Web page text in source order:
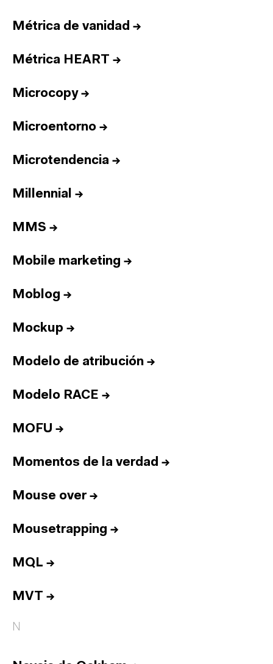
Métrica de vanidad →
Métrica HEART →
Microcopy→
Microentorno →
Microtendencia →
Millennial →
MMS →
Mobile marketing →
Moblog →
Mockup →
Modelo de atribución →
Modelo RACE →
MOFU →
Momentos de la verdad →
Mouse over→
Mousetrapping →
MQL →
MVT →
N
Equipo
Sesiones
Talento
Contacto
English
Cultura
Diccionario
Instagram